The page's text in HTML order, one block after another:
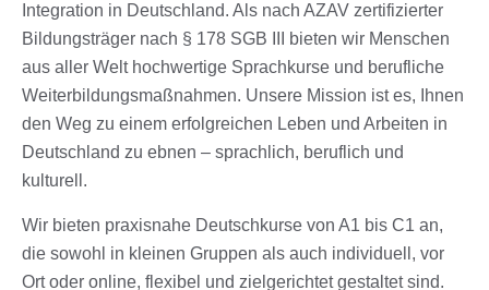
Integration in Deutschland. Als nach AZAV zertifizierter
Bildungsträger nach § 178 SGB III bieten wir Menschen
aus aller Welt hochwertige Sprachkurse und berufliche
Weiterbildungsmaßnahmen. Unsere Mission ist es, Ihnen
den Weg zu einem erfolgreichen Leben und Arbeiten in
Deutschland zu ebnen – sprachlich, beruflich und
kulturell.
Wir bieten praxisnahe Deutschkurse von A1 bis C1 an,
die sowohl in kleinen Gruppen als auch individuell, vor
Ort oder online, flexibel und zielgerichtet gestaltet sind.